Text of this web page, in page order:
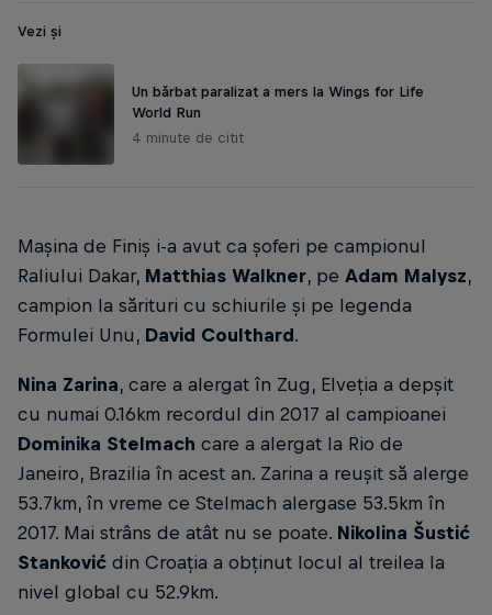
Vezi și
Un bărbat paralizat a mers la Wings for Life
World Run
4 minute de citit
Mașina de Finiș i-a avut ca șoferi pe campionul
Raliului Dakar, Matthias Walkner, pe Adam Malysz,
campion la sărituri cu schiurile și pe legenda
Formulei Unu, David Coulthard.
Nina Zarina, care a alergat în Zug, Elveția a depșit
cu numai 0.16km recordul din 2017 al campioanei
Dominika Stelmach care a alergat la Rio de
Janeiro, Brazilia în acest an. Zarina a reușit să alerge
53.7km, în vreme ce Stelmach alergase 53.5km în
2017. Mai strâns de atât nu se poate. Nikolina Šustić
Stanković din Croația a obținut locul al treilea la
nivel global cu 52.9km.